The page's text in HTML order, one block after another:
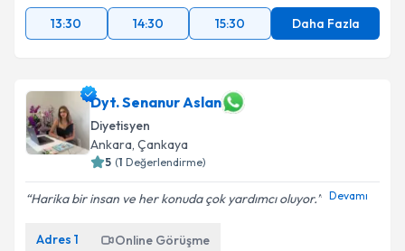
13:30
14:30 15:30 Daha Fazla
Dyt. Senanur Aslan
Diyetisyen
Ankara, Çankaya
5 (1 Değerlendirme)
Harika bir insan ve her konuda çok yardımcı oluyor. Devamı
Adres 1 Online Görüşme